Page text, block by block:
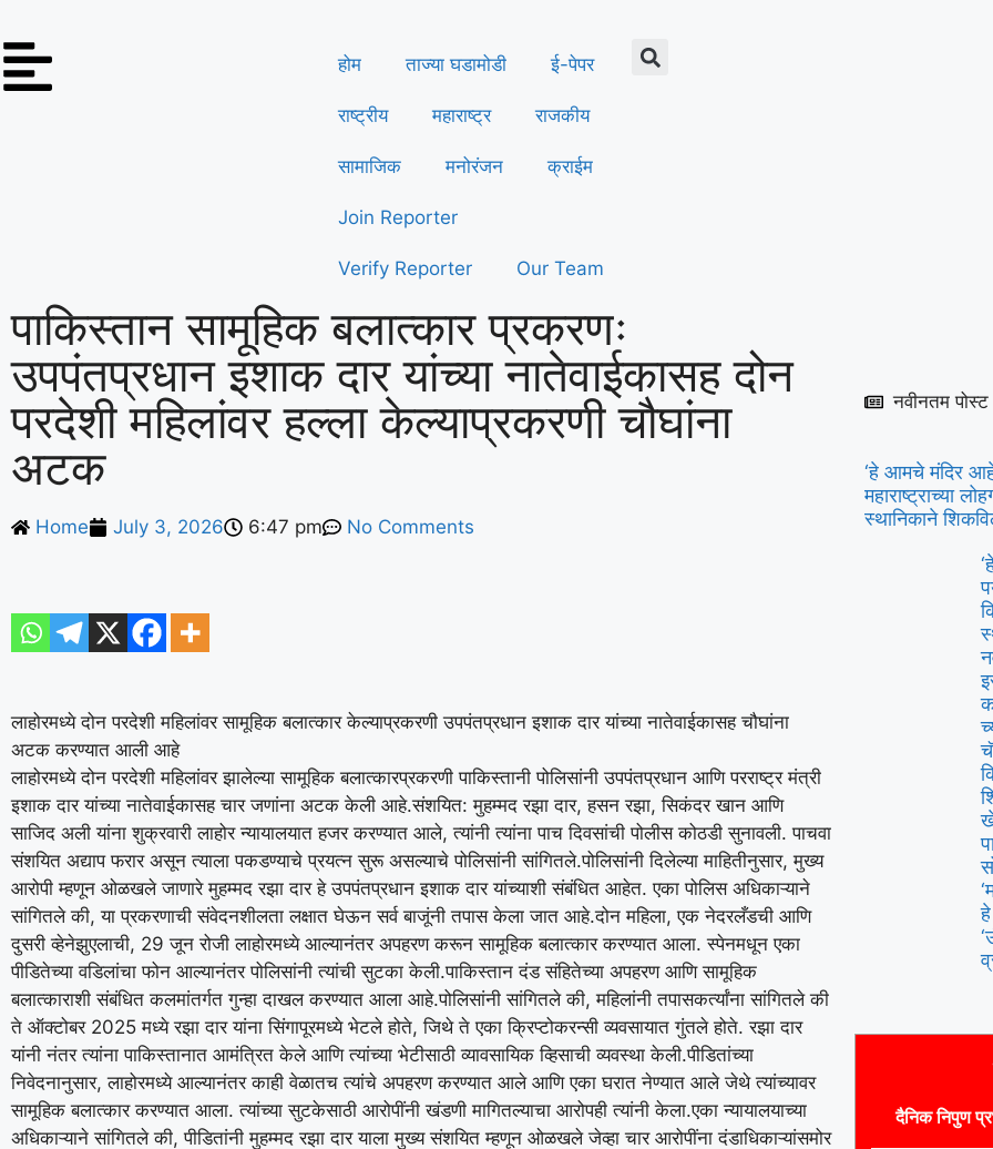
होम ताज्या घडामोडी ई-पेपर
राष्ट्रीय महाराष्ट्र राजकीय
सामाजिक मनोरंजन क्राईम
Join Reporter
Verify Reporter Our Team
पाकिस्तान सामूहिक बलात्कार प्रकरणः
उपपंतप्रधान इशाक दार यांच्या नातेवाईकासह दोन
परदेशी महिलांवर हल्ला केल्याप्रकरणी चौघांना
अटक
Home July 3, 2026 6:47 pm No Comments
लाहोरमध्ये दोन परदेशी महिलांवर सामूहिक बलात्कार केल्याप्रकरणी उपपंतप्रधान इशाक दार यांच्या नातेवाईकासह चौघांना
अटक करण्यात आली आहे
लाहोरमध्ये दोन परदेशी महिलांवर झालेल्या सामूहिक बलात्कारप्रकरणी पाकिस्तानी पोलिसांनी उपपंतप्रधान आणि परराष्ट्र मंत्री
इशाक दार यांच्या नातेवाईकासह चार जणांना अटक केली आहे.संशयित: मुहम्मद रझा दार, हसन रझा, सिकंदर खान आणि
साजिद अली यांना शुक्रवारी लाहोर न्यायालयात हजर करण्यात आले, त्यांनी त्यांना पाच दिवसांची पोलीस कोठडी सुनावली.पाचवा
संशयित अद्याप फरार असून त्याला पकडण्याचे प्रयत्न सुरू असल्याचे पोलिसांनी सांगितले.पोलिसांनी दिलेल्या माहितीनुसार, मुख्य
आरोपी म्हणून ओळखले जाणारे मुहम्मद रझा दार हे उपपंतप्रधान इशाक दार यांच्याशी संबंधित आहेत. एका पोलिस अधिकाऱ्याने
सांगितले की, या प्रकरणाची संवेदनशीलता लक्षात घेऊन सर्व बाजूंनी तपास केला जात आहे.दोन महिला, एक नेदरलँडची आणि
दुसरी व्हेनेझुएलाची, 29 जून रोजी लाहोरमध्ये आल्यानंतर अपहरण करून सामूहिक बलात्कार करण्यात आला.स्पेनमधून एका
पीडितेच्या वडिलांचा फोन आल्यानंतर पोलिसांनी त्यांची सुटका केली.पाकिस्तान दंड संहितेच्या अपहरण आणि सामूहिक
बलात्काराशी संबंधित कलमांतर्गत गुन्हा दाखल करण्यात आला आहे.पोलिसांनी सांगितले की, महिलांनी तपासकर्त्यांना सांगितले की
ते ऑक्टोबर 2025 मध्ये रझा दार यांना सिंगापूरमध्ये भेटले होते, जिथे ते एका क्रिप्टोकरन्सी व्यवसायात गुंतले होते. रझा दार
यांनी नंतर त्यांना पाकिस्तानात आमंत्रित केले आणि त्यांच्या भेटीसाठी व्यावसायिक व्हिसाची व्यवस्था केली.पीडितांच्या
निवेदनानुसार, लाहोरमध्ये आल्यानंतर काही वेळातच त्यांचे अपहरण करण्यात आले आणि एका घरात नेण्यात आले जेथे त्यांच्यावर
सामूहिक बलात्कार करण्यात आला. त्यांच्या सुटकेसाठी आरोपींनी खंडणी मागितल्याचा आरोपही त्यांनी केला.एका न्यायालयाच्या
अधिकाऱ्याने सांगितले की, पीडितांनी मुहम्मद रझा दार याला मुख्य संशयित म्हणून ओळखले जेव्हा चार आरोपींना दंडाधिकाऱ्यांसमोर
नवीनतम पोस्ट
‘हे आमचे मंदिर
महाराष्ट्राच्या
स्थानिकाने
दैनिक निपुण